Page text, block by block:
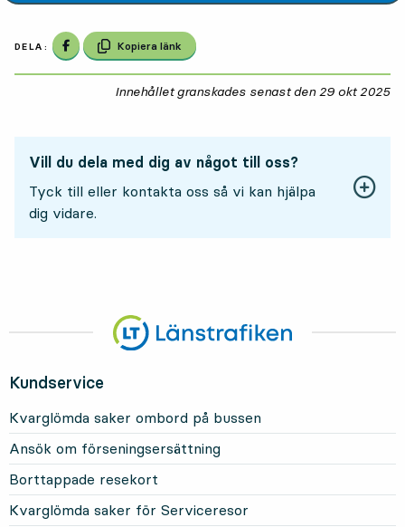
DELA: Dela på Facebook
Kopiera länk
Innehållet granskades senast den 29 okt 2025
Vill du dela med dig av något till oss?
Tyck till eller kontakta oss så vi kan hjälpa
dig vidare.
Kundservice
Kvarglömda saker ombord på bussen
Ansök om förseningsersättning
Borttappade resekort
Kvarglömda saker för Serviceresor